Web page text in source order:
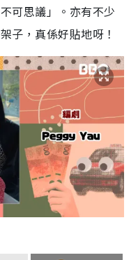
可思議」。亦有不少
子，真係好貼地呀！